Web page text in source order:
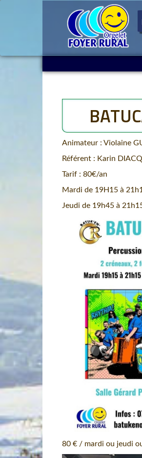
Animateur : Violaine
Référent : Karin
Tarif : 80€/an
Mardi de 19H15 à
Jeudi de 19h45 à
80 € / mardi ou jeudi